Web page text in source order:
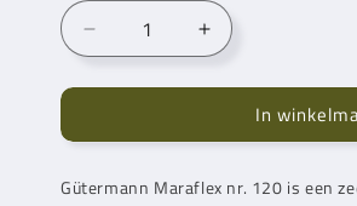
Aantal
verlagen
voor
Maraflex
m
Aantal
verhogen
voor
Gütermann
Maraflex
m
In
Gütermann Maraflex nr. 120 is een